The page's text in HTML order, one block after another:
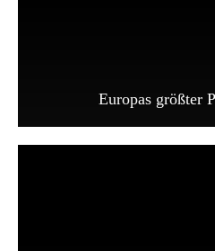
Europas größter